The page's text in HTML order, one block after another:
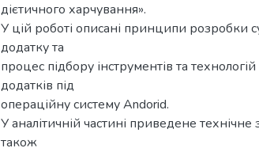
дієтичного харчування».
У цій роботі описані принципи розробки
додатку та
процес підбору інструментів та
додатків під
операційну систему Andorid.
У аналітичній частині приведене
також